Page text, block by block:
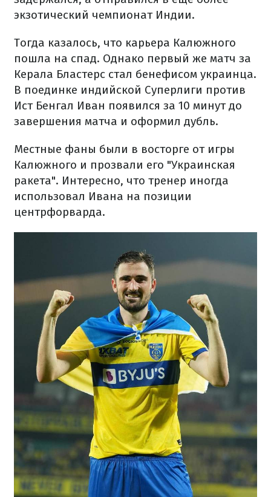
экзотический чемпионат Индии.
Тогда казалось, что карьера Калюжного
пошла на спад. Однако первый же матч за
Керала Бластерс стал бенефисом украинца.
В поединке индийской Суперлиги против
Ист Бенгал Иван появился за 10 минут до
завершения матча и оформил дубль.
Местные фаны были в восторге от игры
Калюжного и прозвали его "Украинская
ракета". Интересно, что тренер иногда
использовал Ивана на позиции
центрфорварда.